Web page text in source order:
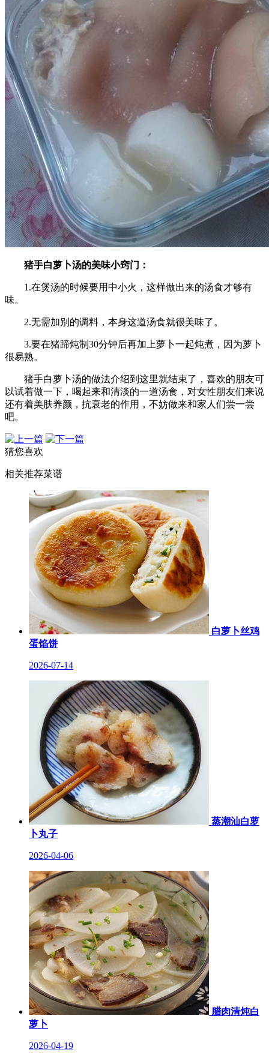
猪手白萝卜汤的美味小窍门：
1.在煲汤的时候要用中小火，这样做出来的汤食才够有
味。
2.无需加别的调料，本身这道汤食就很美味了。
3.要在猪蹄炖制30分钟后再加上萝卜一起炖煮，因为萝卜
很易熟。
猪手白萝卜汤的做法介绍到这里就结束了，喜欢的朋友可
以试着做一下，喝起来和清淡的一道汤食，对女性朋友们来说
还有着美肤养颜，抗衰老的作用，不妨做来和家人们尝一尝
吧。
猜您喜欢
相关推荐菜谱
白萝卜丝鸡
蛋馅饼
2026-07-14
蒸潮汕白萝
卜丸子
2026-04-06
腊肉清炖白
萝卜
2026-04-19